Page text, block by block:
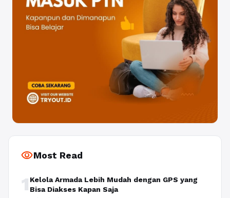
visibilityMost Read
1 Kelola Armada Lebih Mudah dengan GPS yang
Bisa Diakses Kapan Saja